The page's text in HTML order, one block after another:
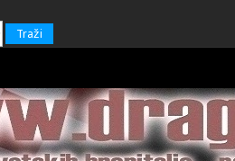
Traži